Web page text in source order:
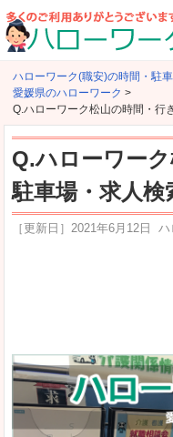
ハローワーク(職安)の時間・駐
愛媛県のハローワーク >
Q.ハローワーク松山の時間・行
Q.ハローワー
駐車場・求人検
［更新日］ 2021年6月12日 ハ